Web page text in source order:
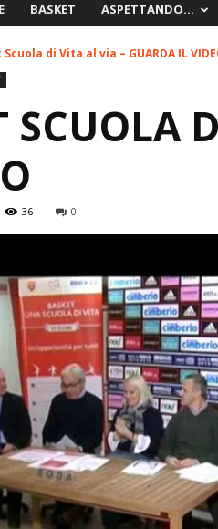
BASKET ASPETTANDO…
di Vita al via – GUARDA IL
SCUOLA
36 0